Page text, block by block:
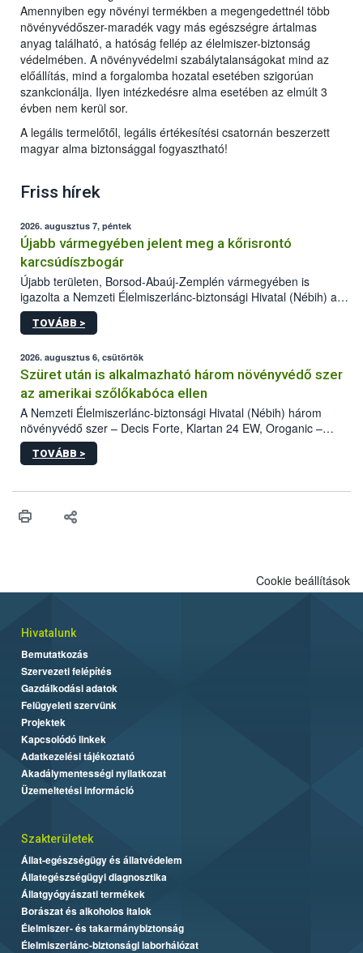
Amennyiben egy növényi termékben a megengedettnél több
növényvédőszer-maradék vagy más egészségre ártalmas
anyag található, a hatóság fellép az élelmiszer-biztonság
védelmében. A növényvédelmi szabálytalanságokat mind az
előállítás, mind a forgalomba hozatal esetében szigorúan
szankcionálja. Ilyen intézkedésre alma esetében az elmúlt 3
évben nem kerül sor.
A legális termelőtől, legális értékesítési csatornán beszerzett
magyar alma biztonsággal fogyasztható!
Friss hírek
2026. augusztus 7, péntek
Újabb vármegyében jelent meg a kőrisrontó
karcsúdíszbogár
Újabb területen, Borsod-Abaúj-Zemplén vármegyében is
igazolta a Nemzeti Élelmiszerlánc-biztonsági Hivatal (Nébih) a
kőrisrontó karcsúdíszbogár (Agrilus planipennis) jelenlétét. A
kártevőt nem csak színcsapdában találták meg, de már fertőzött
az intenzív felderítést, emellett az intézkedéseket a szlovák
hatósággal is összehangolják a terjedés megállítása érdekében.
TOVÁBB >
2026. augusztus 6, csütörtök
Szüret után is alkalmazható három növényvédő szer
az amerikai szőlőkabóca ellen
A Nemzeti Élelmiszerlánc-biztonsági Hivatal (Nébih) három
növényvédő szer – Decis Forte, Klartan 24 EW, Oroganic –
engedélyokiratát módosította, így azok a szüretet követően,
egészen a vesszőérettség (BBCH 91) stádiumáig
érésű szőlőkben is legyen lehetőség a károsító elleni további
felhasználók számára is elérhető és ökológiai termesztésben is
TOVÁBB >
Cookie beállítások
Hivatalunk
Bemutatkozás
Szervezeti felépítés
Gazdálkodási adatok
Felügyeleti szervünk
Projektek
Kapcsolódó linkek
Adatkezelési tájékoztató
Akadálymentességi nyilatkozat
Üzemeltetési információ
Szakterületek
Állat-egészségügy és állatvédelem
Állategészségügyi diagnosztika
Állatgyógyászati termékek
Borászat és alkoholos italok
Élelmiszer- és takarmánybiztonság
Élelmiszerlánc-biztonsági laborhálózat